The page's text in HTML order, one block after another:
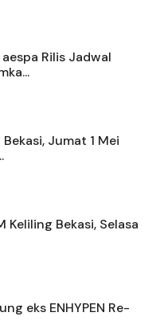
Rilis Jadwal
Jumat 1 Mei
Keliling Bekasi, Selasa
eks ENHYPEN Re-